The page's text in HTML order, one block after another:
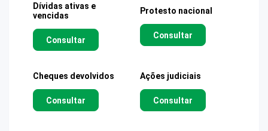
Dívidas ativas e
vencidas
Consultar
Protesto nacional
Consultar
Cheques devolvidos
Consultar
Ações judiciais
Consultar